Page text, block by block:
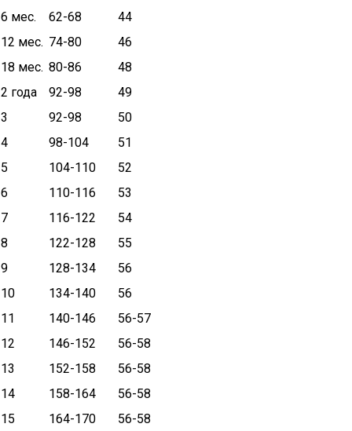
6 мес.
62-68
44
12 мес. 74-80
46
18 мес. 80-86
48
2 года
92-98
49
3
92-98
50
4
98-104
51
5
104-110
52
6
110-116
53
7
116-122
54
8
122-128
55
9
128-134
56
10
134-140
56
11
140-146
56-57
12
146-152
56-58
13
152-158
56-58
14
158-164
56-58
15
164-170
56-58